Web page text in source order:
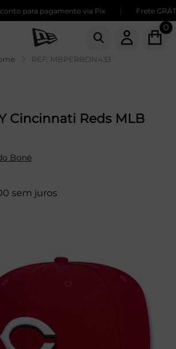
para pagamento via Pix Frete
0
REF: MBPERBON433
Cincinnati Reds MLB
Boné
sem juros